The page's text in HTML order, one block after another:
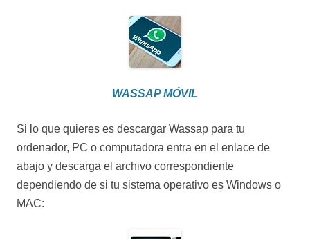
WASSAP MÓVIL
Si lo que quieres es descargar Wassap para tu
ordenador, PC o computadora entra en el enlace de
abajo y descarga el archivo correspondiente
dependiendo de si tu sistema operativo es Windows o
MAC: